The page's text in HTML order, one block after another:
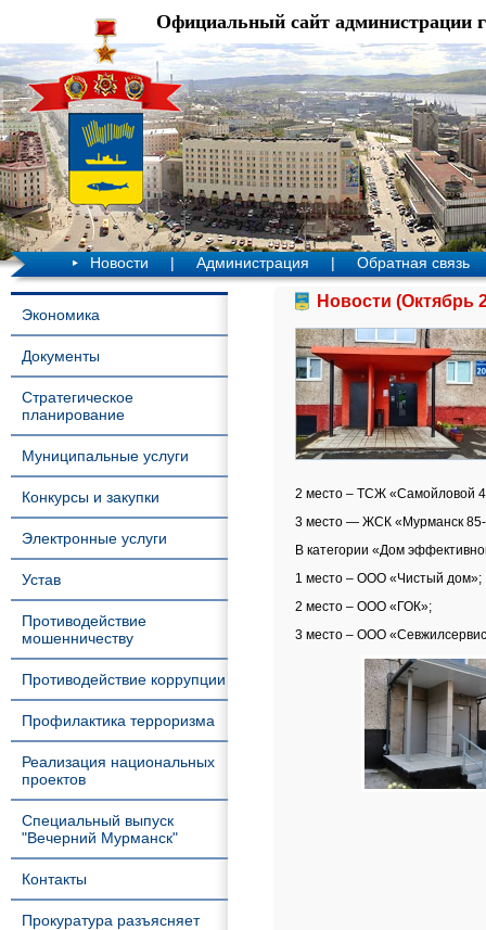
Официальный сайт администрации
Новости | Администрация | Обратная связь
Экономика
Документы
Стратегическое
планирование
Муниципальные услуги
Конкурсы и закупки
Электронные услуги
Устав
Противодействие
мошенничеству
Противодействие коррупции
Профилактика терроризма
Реализация национальных
проектов
Специальный выпуск
"Вечерний Мурманск"
Контакты
Прокуратура разъясняет
Новости (Октябрь
2 место – ТСЖ «Самойловой
3 место — ЖСК «Мурманск
В категории «Дом
1 место – ООО «Чистый дом»;
2 место – ООО «ГОК»;
3 место – ООО